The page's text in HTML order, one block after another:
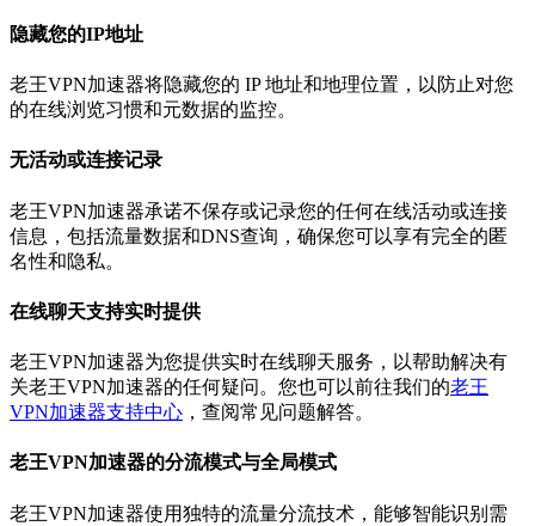
隐藏您的IP地址
老王VPN加速器将隐藏您的 IP 地址和地理位置，以防止对您
的在线浏览习惯和元数据的监控。
无活动或连接记录
老王VPN加速器承诺不保存或记录您的任何在线活动或连接
信息，包括流量数据和DNS查询，确保您可以享有完全的匿
名性和隐私。
在线聊天支持实时提供
老王VPN加速器为您提供实时在线聊天服务，以帮助解决有
关老王VPN加速器的任何疑问。您也可以前往我们的老王
VPN加速器支持中心 ，查阅常见问题解答。
老王VPN加速器的分流模式与全局模式
老王VPN加速器使用独特的流量分流技术，能够智能识别需